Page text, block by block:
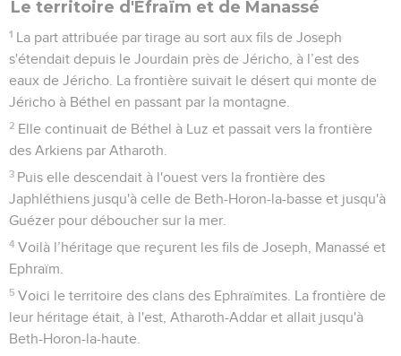
Le territoire d'Éfraïm et de Manassé
1 La part attribuée par tirage au sort aux fils de Joseph
s'étendait depuis le Jourdain près de Jéricho, à l’est des
eaux de Jéricho. La frontière suivait le désert qui monte de
Jéricho à Béthel en passant par la montagne.
2 Elle continuait de Béthel à Luz et passait vers la frontière
des Arkiens par Atharoth.
3 Puis elle descendait à l'ouest vers la frontière des
Japhléthiens jusqu'à celle de Beth-Horon-la-basse et jusqu'à
Guézer pour déboucher sur la mer.
4 Voilà l’héritage que reçurent les fils de Joseph, Manassé et
Ephraïm.
5 Voici le territoire des clans des Ephraïmites. La frontière de
leur héritage était, à l'est, Atharoth-Addar et allait jusqu'à
Beth-Horon-la-haute.